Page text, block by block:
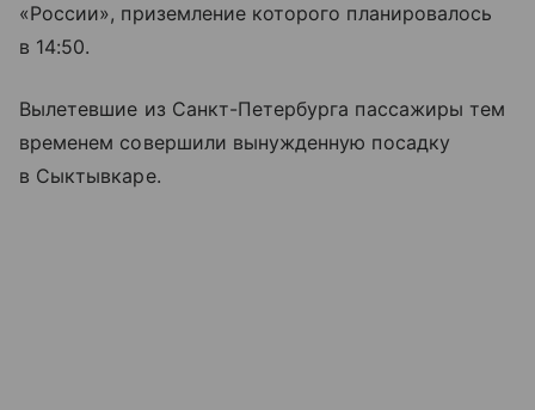
«России», приземление которого планировалось
в 14:50.
Вылетевшие из Санкт-Петербурга пассажиры тем
временем совершили вынужденную посадку
в Сыктывкаре.